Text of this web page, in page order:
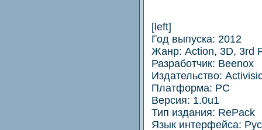
[left]
Год выпуска: 2012
Жанр: Action, 3D, 3rd
Разработчик: Beenox
Издательство:
Платформа: PC
Версия: 1.0u1
Тип издания: RePack
Язык интерфейса: